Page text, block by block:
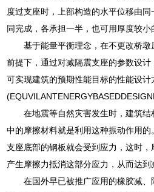
度过支座时，上部构造的水平位移由
同完成，各承担一半，也可用厚度较小
基于能量平衡理念，在不更改桥
前提下，通过对减隔震支座的参数设计
可实现建筑的预期性能目标的性能设计
在地震等自然灾害发生时，建筑
中的摩擦材料就是利用这种振动作用的
支座底部的钢板就会受到应力，这时，
产生摩擦力抵消这部分应力，从而达到
在国外早已被推广应用的橡胶减